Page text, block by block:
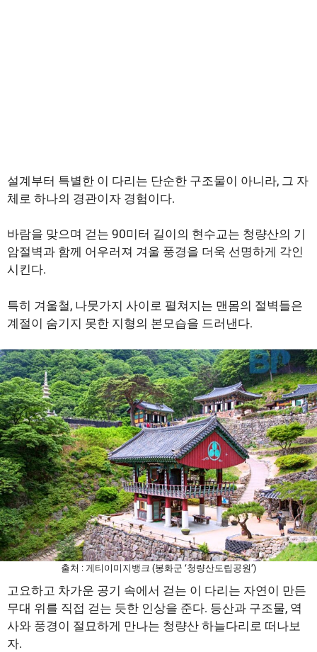
설계부터 특별한 이 다리는 단순한 구조물이 아니라, 그 자
체로 하나의 경관이자 경험이다.
바람을 맞으며 걷는 90미터 길이의 현수교는 청량산의 기
암절벽과 함께 어우러져 겨울 풍경을 더욱 선명하게 각인
시킨다.
특히 겨울철, 나뭇가지 사이로 펼쳐지는 맨몸의 절벽들은
계절이 숨기지 못한 지형의 본모습을 드러낸다.
출처 : 게티이미지뱅크 (봉화군 ‘청량산도립공원’)
고요하고 차가운 공기 속에서 걷는 이 다리는 자연이 만든
무대 위를 직접 걷는 듯한 인상을 준다. 등산과 구조물, 역
사와 풍경이 절묘하게 만나는 청량산 하늘다리로 떠나보
자.